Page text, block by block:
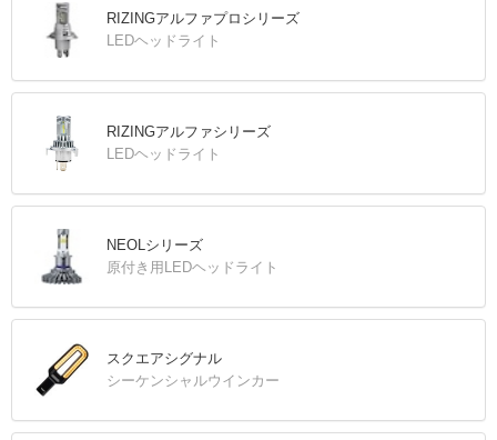
RIZINGアルファプロシリーズ
LEDヘッドライト
RIZINGアルファシリーズ
LEDヘッドライト
NEOLシリーズ
原付き用LEDヘッドライト
スクエアシグナル
シーケンシャルウインカー